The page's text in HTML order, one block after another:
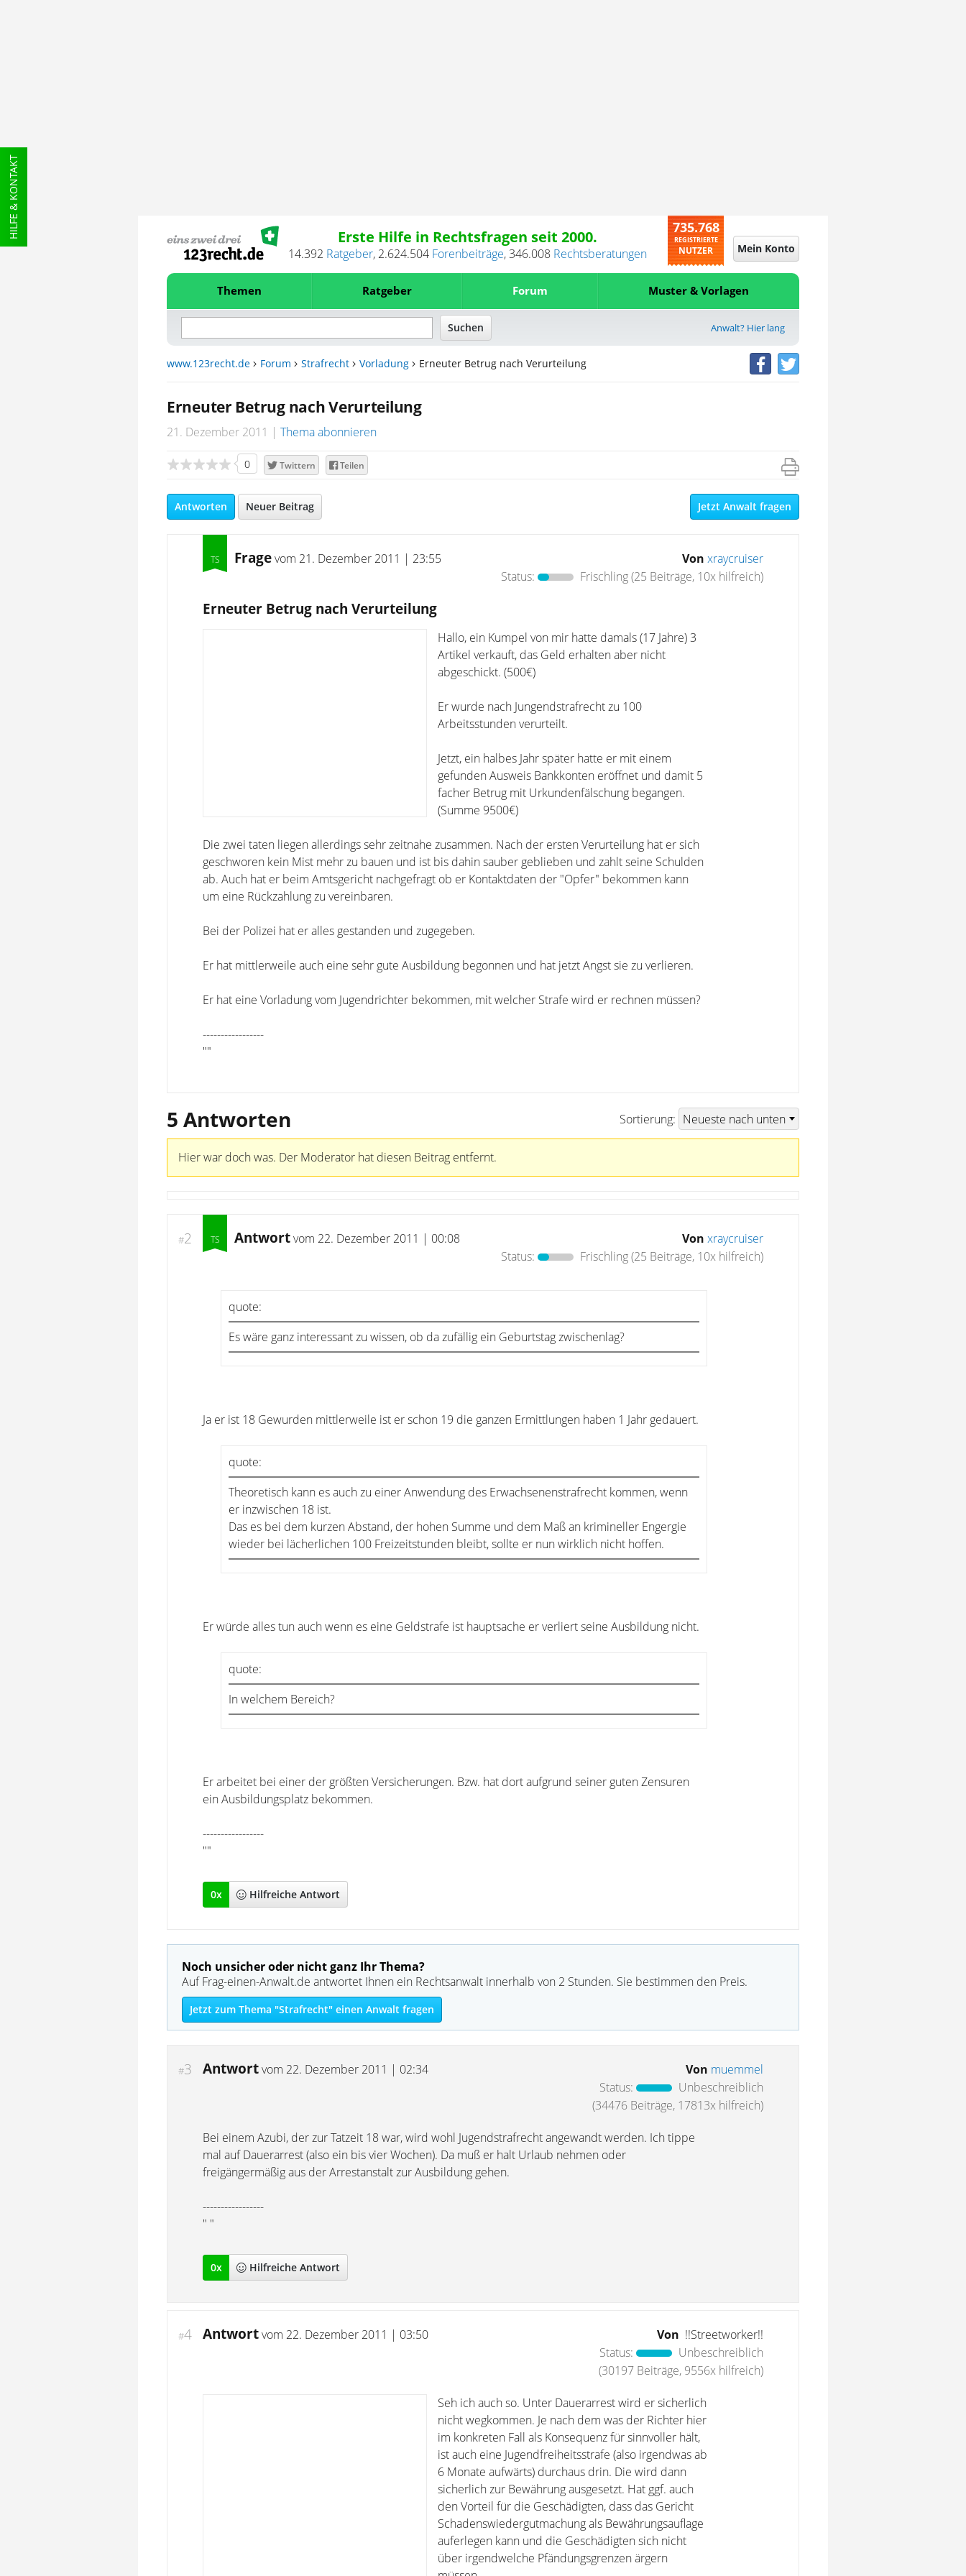
HILFE & KONTAKT Erste Hilfe in Rechtsfragen seit 2000.
14.392 Ratgeber, 2.624.504 Forenbeiträge,346.008 Rechtsberatungen
735.768
REGISTRIERTE
NUTZER Mein Konto
Themen Ratgeber Forum Muster & Vorlagen
Anwalt? Hier lang
www.123recht.de Forum Strafrecht Vorladung Erneuter Betrug nach Verurteilung
Erneuter Betrug nach Verurteilung
21. Dezember 2011 Thema abonnieren
0 Twittern Teilen
Antworten Neuer Beitrag Jetzt Anwalt fragen
Fragevom 21. Dezember 2011 | 23:55 Von xraycruiser
Status:
Frischling(25 Beiträge, 10x hilfreich)
Erneuter Betrug nach Verurteilung
Hallo, ein Kumpel von mir hatte damals (17 Jahre) 3
Artikel verkauft, das Geld erhalten aber nicht
abgeschickt. (500€)
Er wurde nach Jungendstrafrecht zu 100
Arbeitsstunden verurteilt.
Jetzt, ein halbes Jahr später hatte er mit einem
gefunden Ausweis Bankkonten eröffnet und damit 5
facher Betrug mit Urkundenfälschung begangen.
(Summe 9500€)
Die zwei taten liegen allerdings sehr zeitnahe zusammen. Nach der ersten Verurteilung hat er sich
geschworen kein Mist mehr zu bauen und ist bis dahin sauber geblieben und zahlt seine Schulden
ab. Auch hat er beim Amtsgericht nachgefragt ob er Kontaktdaten der "Opfer" bekommen kann
um eine Rückzahlung zu vereinbaren.
Bei der Polizei hat er alles gestanden und zugegeben.
Er hat mittlerweile auch eine sehr gute Ausbildung begonnen und hat jetzt Angst sie zu verlieren.
Er hat eine Vorladung vom Jugendrichter bekommen, mit welcher Strafe wird er rechnen müssen?
-----------------
""
5 Antworten Sortierung:
Hier war doch was. Der Moderator hat diesen Beitrag entfernt.
#2 Antwortvom 22. Dezember 2011 | 00:08 Von xraycruiser
Status:
Frischling(25 Beiträge, 10x hilfreich)
quote:
Es wäre ganz interessant zu wissen, ob da zufällig ein Geburtstag zwischenlag?
Ja er ist 18 Gewurden mittlerweile ist er schon 19 die ganzen Ermittlungen haben 1 Jahr gedauert.
quote:
Theoretisch kann es auch zu einer Anwendung des Erwachsenenstrafrecht kommen, wenn
er inzwischen 18 ist.
Das es bei dem kurzen Abstand, der hohen Summe und dem Maß an krimineller Engergie
wieder bei lächerlichen 100 Freizeitstunden bleibt, sollte er nun wirklich nicht hoffen.
Er würde alles tun auch wenn es eine Geldstrafe ist hauptsache er verliert seine Ausbildung nicht.
quote:
In welchem Bereich?
Er arbeitet bei einer der größten Versicherungen. Bzw. hat dort aufgrund seiner guten Zensuren
ein Ausbildungsplatz bekommen.
-----------------
""
0x Hilfreiche Antwort
Noch unsicher oder nicht ganz Ihr Thema?
Auf Frag-einen-Anwalt.de antwortet Ihnen ein Rechtsanwalt innerhalb von 2 Stunden. Sie bestimmen den Preis.
Jetzt zum Thema "Strafrecht" einen Anwalt fragen
#3 Antwortvom 22. Dezember 2011 | 02:34 Von muemmel
Status:
Unbeschreiblich
(34476 Beiträge, 17813x hilfreich)
Bei einem Azubi, der zur Tatzeit 18 war, wird wohl Jugendstrafrecht angewandt werden. Ich tippe
mal auf Dauerarrest (also ein bis vier Wochen). Da muß er halt Urlaub nehmen oder
freigängermäßig aus der Arrestanstalt zur Ausbildung gehen.
-----------------
" "
0x Hilfreiche Antwort
#4 Antwortvom 22. Dezember 2011 | 03:50 Von !!Streetworker!!
Status:
Unbeschreiblich
(30197 Beiträge, 9556x hilfreich)
Seh ich auch so. Unter Dauerarrest wird er sicherlich
nicht wegkommen. Je nach dem was der Richter hier
im konkreten Fall als Konsequenz für sinnvoller hält,
ist auch eine Jugendfreiheitsstrafe (also irgendwas ab
6 Monate aufwärts) durchaus drin. Die wird dann
sicherlich zur Bewährung ausgesetzt. Hat ggf. auch
den Vorteil für die Geschädigten, dass das Gericht
Schadenswiedergutmachung als Bewährungsauflage
auferlegen kann und die Geschädigten sich nicht
über irgendwelche Pfändungsgrenzen ärgern